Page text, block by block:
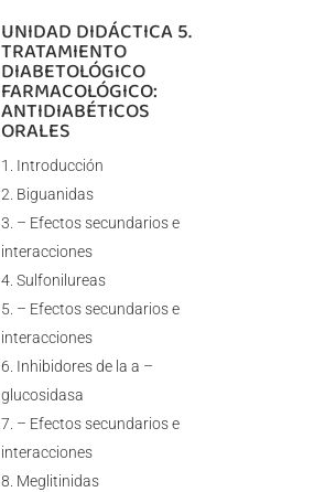
UNIDAD DIDÁCTICA 5.
TRATAMIENTO
DIABETOLÓGICO
FARMACOLÓGICO:
ANTIDIABÉTICOS
ORALES
Introducción
Biguanidas
– Efectos secundarios e
interacciones
Sulfonilureas
– Efectos secundarios e
interacciones
Inhibidores de la a –
glucosidasa
– Efectos secundarios e
interacciones
Meglitinidas